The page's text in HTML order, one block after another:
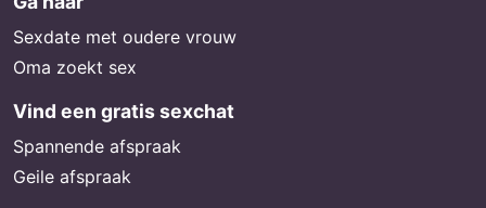
Sexdate met oudere vrouw
Oma zoekt sex
Vind een gratis sexchat
Spannende afspraak
Geile afspraak